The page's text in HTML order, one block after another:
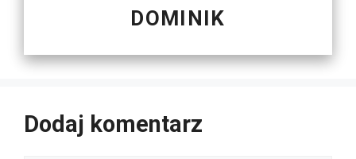
DOMINIK
Dodaj komentarz